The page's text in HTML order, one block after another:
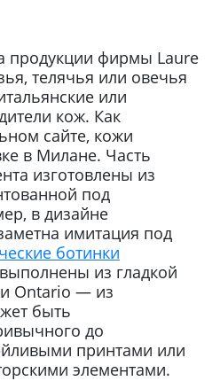
продукции фирмы Laure
телячья или овечья
или
кож. Как
сайте, кожи
в Милане. Часть
изготовлены из
под
в дизайне
имитация под
ботинки
из гладкой
Ontario — из
быть
до
принтами или
элементами.